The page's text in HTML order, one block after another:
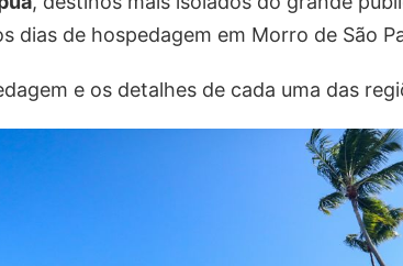
dias de hospedagem em Morro de São
e os detalhes de cada uma das